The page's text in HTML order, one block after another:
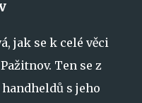
jak se k celé věci
Ten se z
s jeho